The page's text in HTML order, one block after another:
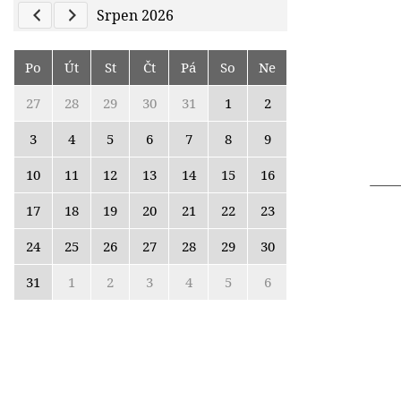
Previous Calendar
Next Calendar
Srpen 2026
Po Út St Čt Pá So
Ne
27
28 29 30 31 1
2
3
4 5 6 7 8
9
10
11 12 13 14 15
16
17
18 19 20 21 22
23
24
25 26 27 28 29
30
31
1 2 3 4 5 6